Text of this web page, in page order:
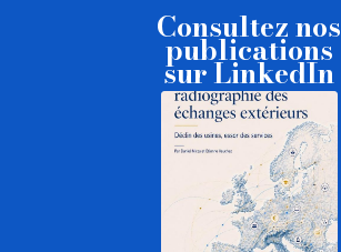
Consultez nos
publications
sur LinkedIn